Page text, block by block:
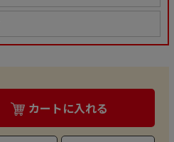
カートに入れる